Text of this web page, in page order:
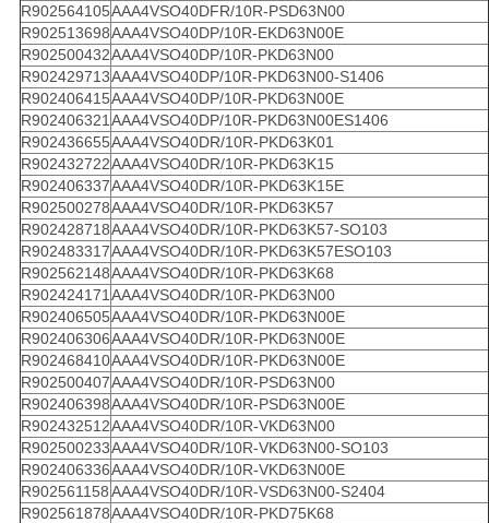
R902564105AAA4VSO40DFR/10R-PSD63N00
R902513698AAA4VSO40DP/10R-EKD63N00E
R902500432AAA4VSO40DP/10R-PKD63N00
R902429713AAA4VSO40DP/10R-PKD63N00-S1406
R902406415AAA4VSO40DP/10R-PKD63N00E
R902406321 AAA4VSO40DP/10R-PKD63N00ES1406
R902436655AAA4VSO40DR/10R-PKD63K01
R902432722AAA4VSO40DR/10R-PKD63K15
R902406337AAA4VSO40DR/10R-PKD63K15E
R902500278AAA4VSO40DR/10R-PKD63K57
R902428718AAA4VSO40DR/10R-PKD63K57-SO103
R902483317AAA4VSO40DR/10R-PKD63K57ESO103
R902562148AAA4VSO40DR/10R-PKD63K68
R902424171 AAA4VSO40DR/10R-PKD63N00
R902406505AAA4VSO40DR/10R-PKD63N00E
R902406306AAA4VSO40DR/10R-PKD63N00E
R902468410AAA4VSO40DR/10R-PKD63N00E
R902500407AAA4VSO40DR/10R-PSD63N00
R902406398AAA4VSO40DR/10R-PSD63N00E
R902432512AAA4VSO40DR/10R-VKD63N00
R902500233AAA4VSO40DR/10R-VKD63N00-SO103
R902406336AAA4VSO40DR/10R-VKD63N00E
R902561158AAA4VSO40DR/10R-VSD63N00-S2404
R902561878AAA4VSO40DR/10R-PKD75K68